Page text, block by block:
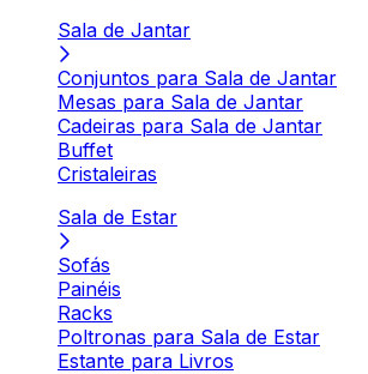
Sala de Jantar
Conjuntos para Sala de Jantar
Mesas para Sala de Jantar
Cadeiras para Sala de Jantar
Buffet
Cristaleiras
Sala de Estar
Sofás
Painéis
Racks
Poltronas para Sala de Estar
Estante para Livros